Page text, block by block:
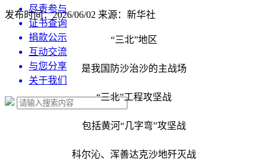
尽责参与
证书查询
捐款公示
互动交流
与您分享
关于我们
发布时间：2026/06/02 来源：新华社
“三北”地区
是我国防沙治沙的主战场
“三北”工程攻坚战
包括黄河“几字弯”攻坚战
科尔沁、浑善达克沙地歼灭战